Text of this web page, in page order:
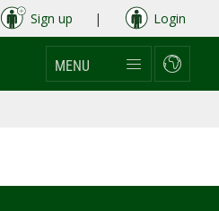
Sign up | Login
MENU